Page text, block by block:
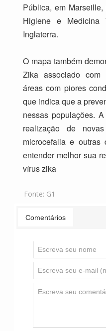
Pública, em
Higiene e Medicina
Inglaterra.
O mapa também
Zika associado
áreas com piores
que indica que a
nessas populações.
realização de
microcefalia e outras
entender melhor sua
vírus zika
Fonte: G1
Comentários